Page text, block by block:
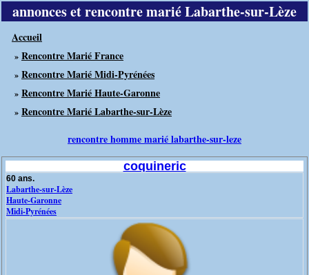
annonces et rencontre marié Labarthe-sur-Lèze
Accueil
» Rencontre Marié France
» Rencontre Marié Midi-Pyrénées
» Rencontre Marié Haute-Garonne
» Rencontre Marié Labarthe-sur-Lèze
rencontre homme marié labarthe-sur-leze
coquineric
60 ans.
Labarthe-sur-Lèze
Haute-Garonne
Midi-Pyrénées